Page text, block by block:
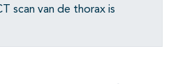
scan van de thorax is